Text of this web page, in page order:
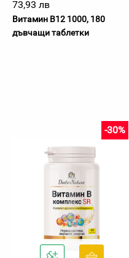
73,93 лв
Витамин B12 1000, 180
дъвчащи таблетки
-30%